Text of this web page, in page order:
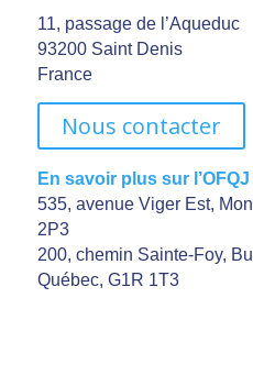
11, passage de l’Aqueduc
93200 Saint Denis
France
Nous contacter
En savoir plus sur
535, avenue Viger Est,
2P3
200, chemin Sainte-Foy,
Québec, G1R 1T3